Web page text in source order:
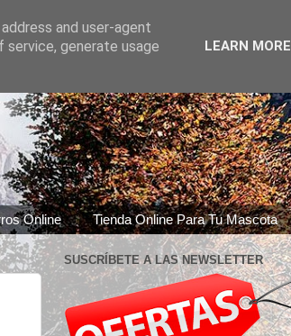
Online Tienda Online Para Tu Mascota
SUSCRÍBETE A LAS NEWSLETTER
and user-agent
generate usage
LEARN MORE